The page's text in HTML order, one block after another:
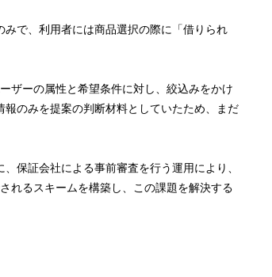
で、利用者には商品選択の際に「借りられ
ザーの属性と希望条件に対し、絞込みをかけ
のみを提案の判断材料としていたため、まだ
保証会社による事前審査を行う運用により、
れるスキームを構築し、この課題を解決する